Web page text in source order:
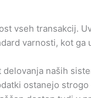
vseh transakcij.
varnosti, kot
naših
ostanejo